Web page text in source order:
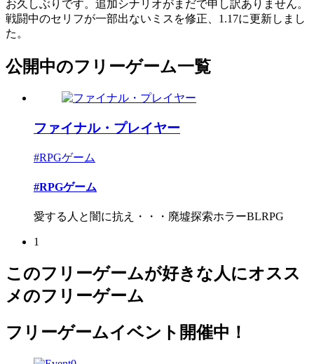
お久しぶりです。追加シナリオがまだで申し訳ありません。
戦闘中のセリフが一部出ないミスを修正、1.17に更新しまし
た。
公開中のフリーゲーム一覧
ファイナル・プレイヤー
#RPGゲーム
#RPGゲーム
愛する人と闇に抗え・・・廃墟探索ホラーBLRPG
1
このフリーゲームが好きな人にオスス
メのフリーゲーム
フリーゲームイベント開催中！